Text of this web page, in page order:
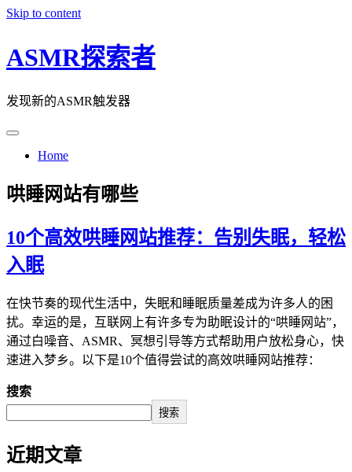
Skip to content
ASMR探索者
发现新的ASMR触发器
Home
哄睡网站有哪些
10个高效哄睡网站推荐：告别失眠，轻松
入眠
在快节奏的现代生活中，失眠和睡眠质量差成为许多人的困
扰。幸运的是，互联网上有许多专为助眠设计的“哄睡网站”，
通过白噪音、ASMR、冥想引导等方式帮助用户放松身心，快
速进入梦乡。以下是10个值得尝试的高效哄睡网站推荐：
搜索
搜索
近期文章